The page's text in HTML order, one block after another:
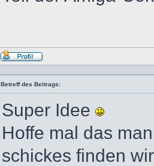
Profil
Betreff des Beitrags:
Super Idee
Hoffe mal das
schickes finden